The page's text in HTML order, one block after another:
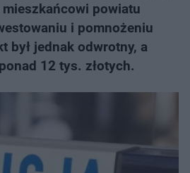
powiatu
i pomnożeniu
był jednak odwrotny, a
12 tys. złotych.